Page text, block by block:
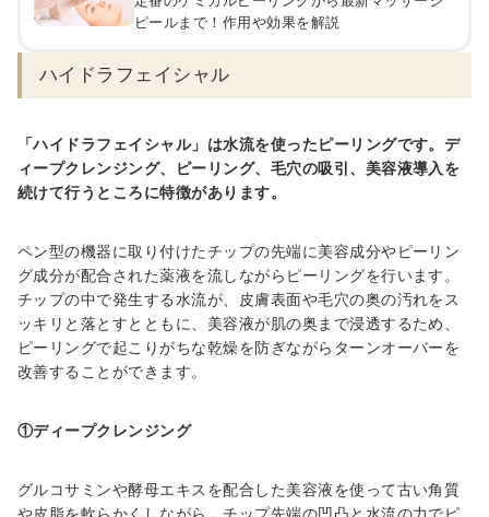
ピールまで！作用や効果を解説
ハイドラフェイシャル
「ハイドラフェイシャル」は水流を使ったピーリングです。デ
ィープクレンジング、ピーリング、毛穴の吸引、美容液導入を
続けて行うところに特徴があります。
ペン型の機器に取り付けたチップの先端に美容成分やピーリン
グ成分が配合された薬液を流しながらピーリングを行います。
チップの中で発生する水流が、皮膚表面や毛穴の奥の汚れをス
ッキリと落とすとともに、美容液が肌の奥まで浸透するため、
ピーリングで起こりがちな乾燥を防ぎながらターンオーバーを
改善することができます。
①ディープクレンジング
グルコサミンや酵母エキスを配合した美容液を使って古い角質